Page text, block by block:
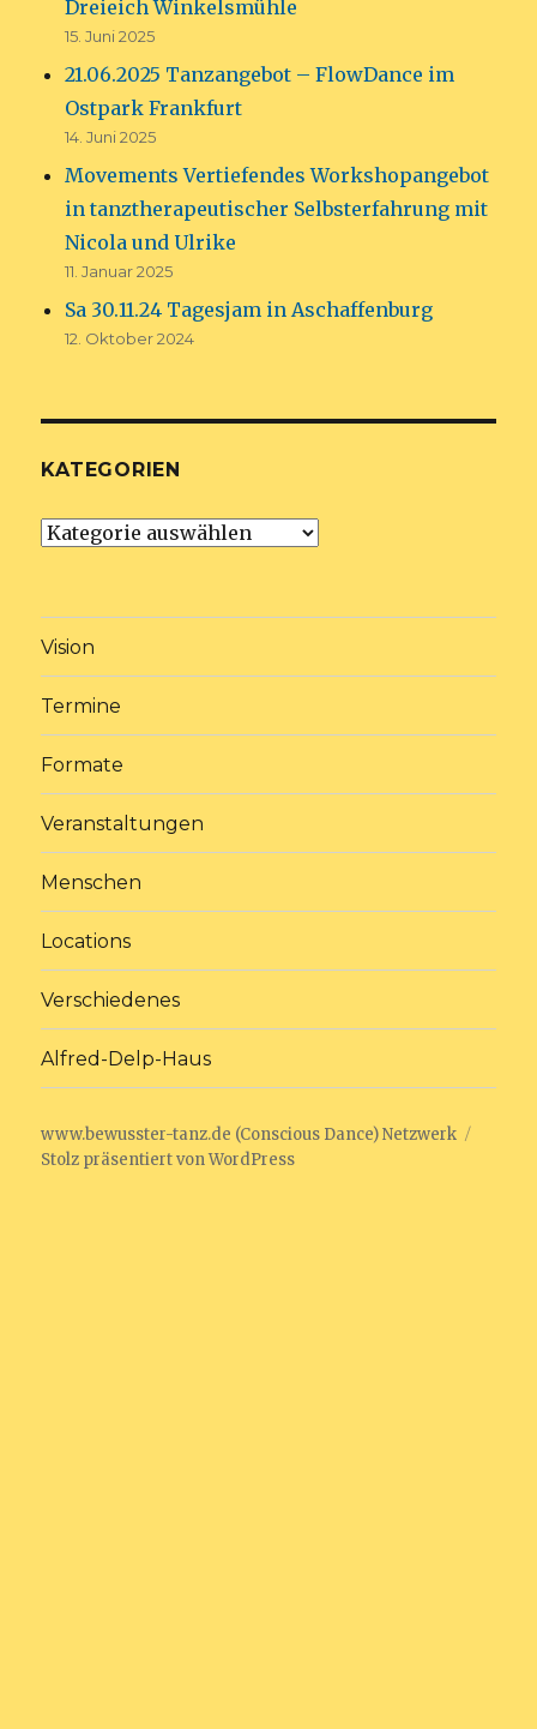
Dreieich Winkelsmühle
15. Juni 2025
21.06.2025 Tanzangebot – FlowDance im
Ostpark Frankfurt
14. Juni 2025
Movements Vertiefendes Workshopangebot
in tanztherapeutischer Selbsterfahrung mit
Nicola und Ulrike
11. Januar 2025
Sa 30.11.24 Tagesjam in Aschaffenburg
12. Oktober 2024
KATEGORIEN
Kategorien
Vision
Termine
Formate
Veranstaltungen
Menschen
Locations
Verschiedenes
Alfred-Delp-Haus
www.bewusster-tanz.de (Conscious Dance) Netzwerk
Stolz präsentiert von WordPress